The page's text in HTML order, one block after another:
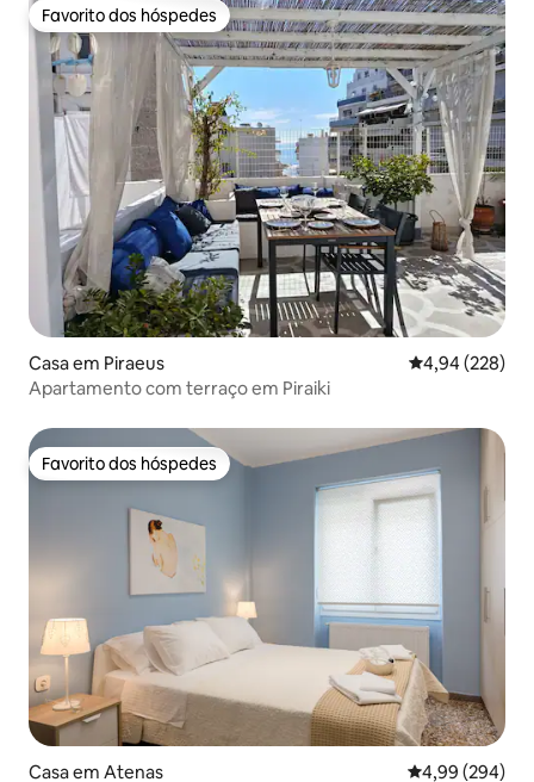
Favorito dos hóspedes
Favorito dos hóspedes
Casa em Piraeus Classificação
4,94 (228)
Apartamento com terraço em Piraiki
Favorito dos hóspedes
Favorito dos hóspedes
Casa em Atenas Classificação
4,99 (294)